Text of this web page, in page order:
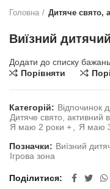
Головна Дитяче свято,
Виїзний
Додати до списку бажань
Порівняти
Категорій: Відпочинок
Дитяче свято, активний
Я маю 2 роки +
Я маю
Позначки: Виїзний
Ігрова зона
Поділитися